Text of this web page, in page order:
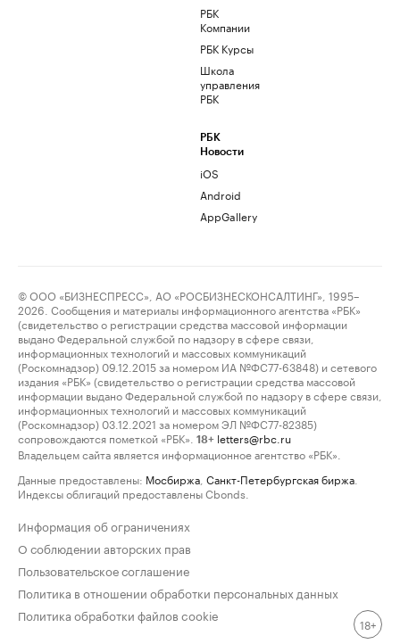
РБК
Компании
РБК Курсы
Школа
управления
РБК
РБК
Новости
iOS
Android
AppGallery
© ООО «БИЗНЕСПРЕСС», АО «РОСБИЗНЕСКОНСАЛТИНГ», 1995–
2026. Сообщения и материалы информационного агентства «РБК»
(свидетельство о регистрации средства массовой информации
выдано Федеральной службой по надзору в сфере связи,
информационных технологий и массовых коммуникаций
(Роскомнадзор) 09.12.2015 за номером ИА №ФС77-63848) и сетевого
издания «РБК» (свидетельство о регистрации средства массовой
информации выдано Федеральной службой по надзору в сфере связи,
информационных технологий и массовых коммуникаций
(Роскомнадзор) 03.12.2021 за номером ЭЛ №ФС77-82385)
сопровождаются пометкой «РБК».
18+ letters@rbc.ru
Владельцем сайта является информационное агентство «РБК».
Данные предоставлены: Мосбиржа Санкт-Петербургская биржа
Индексы облигаций предоставлены Cbonds.
Информация об ограничениях
О соблюдении авторских прав
Пользовательское соглашение
Политика в отношении обработки персональных данных
Политика обработки файлов cookie
18+